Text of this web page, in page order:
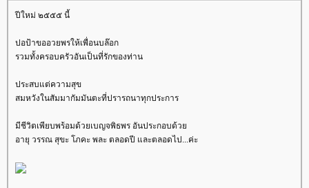
ปีใหม่ ๒๕๕๕ นี้
ปอป้าขออวยพรให้เพื่อนบล๊อก
รวมทั้งครอบครัวอันเป็นที่รักของท่าน
ประสบแต่ความสุข
สมหวังในสัมมากัมมันตะที่ปรารถนาทุกประการ
มีชีวิตเพียบพร้อมด้วยเบญจพิธพร อันประกอบด้ว
อายุ วรรณ สุขะ โภคะ พละ ตลอดปี และตลอดไป...ค่ะ